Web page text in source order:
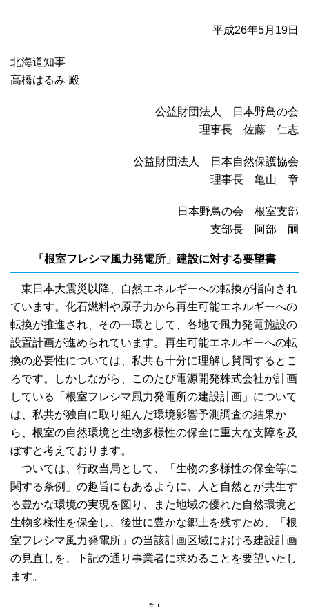
平成26年5月19日
北海道知事
高橋はるみ 殿
公益財団法人 日本野鳥の会
理事長 佐藤 仁志
公益財団法人 日本自然保護協会
理事長 亀山 章
日本野鳥の会 根室支部
支部長 阿部 嗣
「根室フレシマ風力発電所」建設に対する要望書
東日本大震災以降、自然エネルギーへの転換が指向され
ています。化石燃料や原子力から再生可能エネルギーへの
転換が推進され、その一環として、各地で風力発電施設の
設置計画が進められています。再生可能エネルギーへの転
換の必要性については、私共も十分に理解し賛同するとこ
ろです。しかしながら、このたび電源開発株式会社が計画
している「根室フレシマ風力発電所の建設計画」について
は、私共が独自に取り組んだ環境影響予測調査の結果か
ら、根室の自然環境と生物多様性の保全に重大な支障を及
ぼすと考えております。
ついては、行政当局として、「生物の多様性の保全等に
関する条例」の趣旨にもあるように、人と自然とが共生す
る豊かな環境の実現を図り、また地域の優れた自然環境と
生物多様性を保全し、後世に豊かな郷土を残すため、「根
室フレシマ風力発電所」の当該計画区域における建設計画
の見直しを、下記の通り事業者に求めることを要望いたし
ます。